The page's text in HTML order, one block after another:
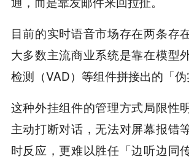
目前的实时语音市场存在两条存
大多数主流商业系统是靠在模型
检测（VAD）等组件拼接出的「伪
这种外挂组件的管理方式局限性
主动打断对话，无法对屏幕报错
时反应，更难以胜任「边听边同